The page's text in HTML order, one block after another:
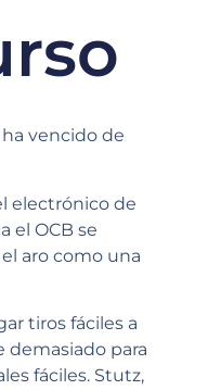
vencido de
electrónico de
el OCB se
aro como una
tiros fáciles a
demasiado para
fáciles. Stutz,